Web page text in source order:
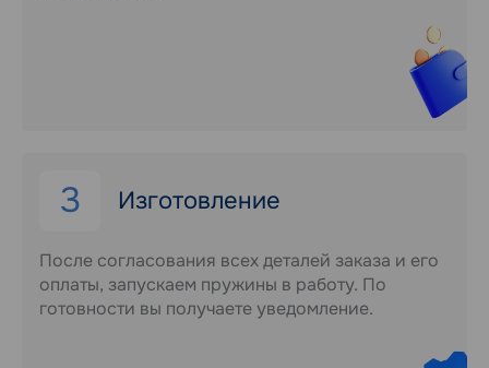
3 Изготовление
После согласования всех деталей заказа и его
оплаты, запускаем пружины в работу. По
готовности вы получаете уведомление.